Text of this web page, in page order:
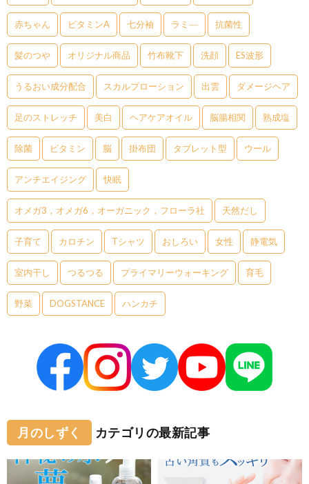
赤ちゃん ビタミンA 七分袖 ラミ― 抗菌性
髪のつや オリジナル商品 竹布靴下 洗顔 ES波形
うるおい成分配合 スカルプローション 出雲 ダメージヘア
足のストレッチ 美白 ヘアケアオイル 脳腸相関 熟成塩
除菌 ビタミン 脳 掛布団 タブレット型 ウール
アンチエイジング 快眠
オメガ3，オメガ6，オーガニック，フローラ社 天然だし
子育て カロチン Tシャツ おしろい 女性 静電気
室内干し つるつる プライマリーウォーキング 育毛
野菜 DOGSTANCE ハンカチ
月のしずく カテゴリの最新記事